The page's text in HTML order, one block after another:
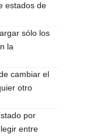
estados de
sólo los
la
cambiar el
otro
por
entre